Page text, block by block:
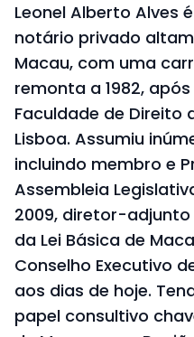
Leonel Alberto Alves
notário privado
Macau, com uma
remonta a 1982,
Faculdade de Direito
Lisboa. Assumiu
incluindo membro e
Assembleia
2009, diretor-
da Lei Básica de
Conselho Executivo
aos dias de hoje.
papel consultivo